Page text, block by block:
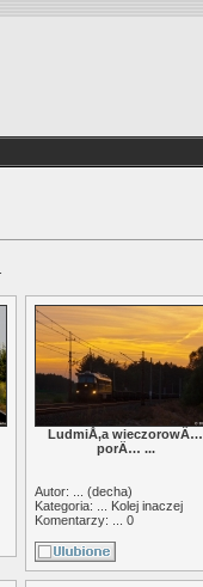
LudmiÅ‚a wieczorowÄ…
porÄ… ...
Autor: ... (decha)
Kategoria: ... Kolej inaczej
Komentarzy: ... 0